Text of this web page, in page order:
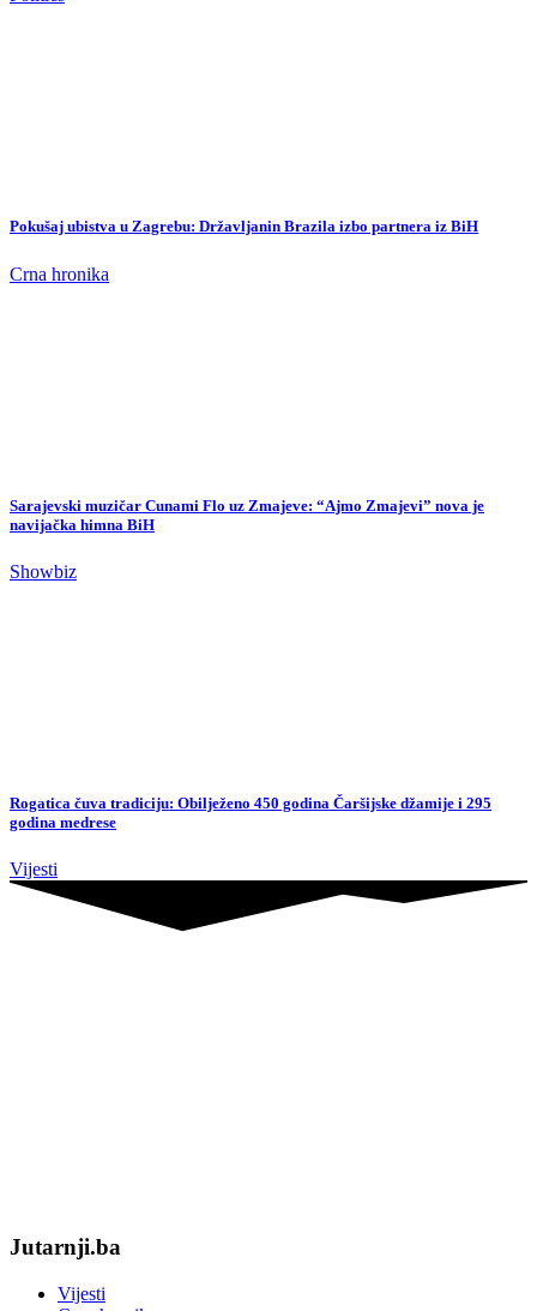
Pokušaj ubistva u Zagrebu: Državljanin Brazila izbo partnera iz BiH
Crna hronika
Sarajevski muzičar Cunami Flo uz Zmajeve: “Ajmo Zmajevi” nova je
navijačka himna BiH
Showbiz
Rogatica čuva tradiciju: Obilježeno 450 godina Čaršijske džamije i 295
godina medrese
Vijesti
Jutarnji.ba
Vijesti